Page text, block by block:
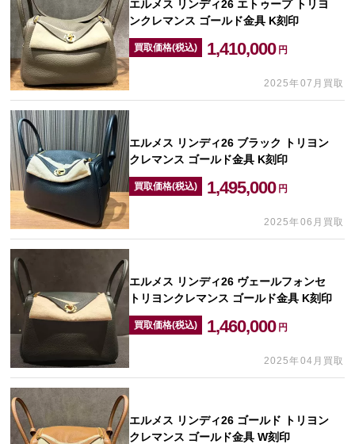
エルメス リンディ26 エトゥープ トリヨ
ンクレマンス ゴールド金具 K刻印
買取価格(税込) 1,410,000 円
2025年07月買取
エルメス リンディ26 ブラック トリヨン
クレマンス ゴールド金具 K刻印
買取価格(税込) 1,495,000 円
2025年06月買取
エルメス リンディ26 ヴェールフォンセ
トリヨンクレマンス ゴールド金具 K刻印
買取価格(税込) 1,460,000 円
2025年04月買取
エルメス リンディ26 ゴールド トリヨン
クレマンス ゴールド金具 W刻印